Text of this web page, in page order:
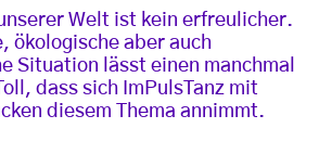
Welt ist kein erfreulicher.
ökologische aber auch
Situation lässt einen manchmal
dass sich ImPulsTanz mit
diesem Thema annimmt.